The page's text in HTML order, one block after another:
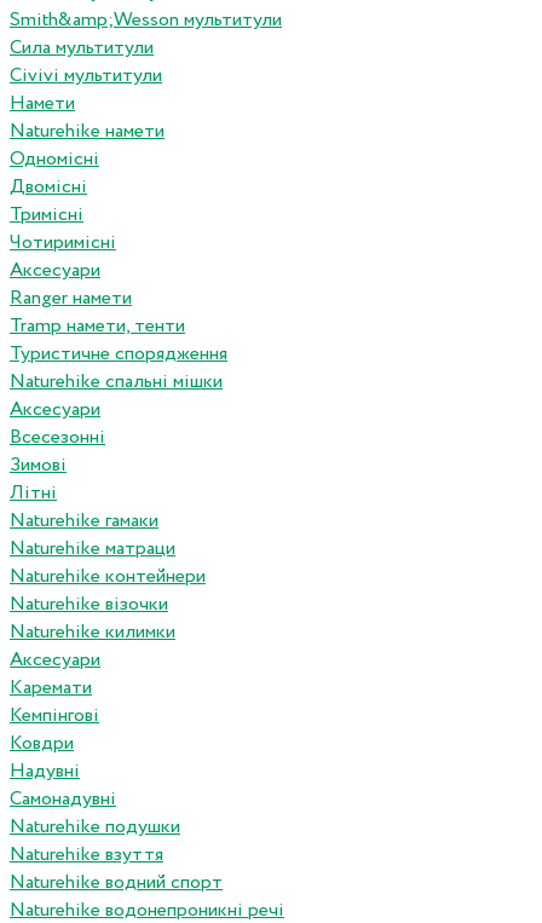
Smith&amp;Wesson мультитули
Сила мультитули
Civivi мультитули
Намети
Naturehike намети
Одномісні
Двомісні
Тримісні
Чотиримісні
Аксесуари
Ranger намети
Tramp намети, тенти
Туристичне спорядження
Naturehike спальні мішки
Аксесуари
Всесезонні
Зимові
Літні
Naturehike гамаки
Naturehike матраци
Naturehike контейнери
Naturehike візочки
Naturehike килимки
Аксесуари
Каремати
Кемпінгові
Ковдри
Надувні
Самонадувні
Naturehike подушки
Naturehike взуття
Naturehike водний спорт
Naturehike водонепроникні речі